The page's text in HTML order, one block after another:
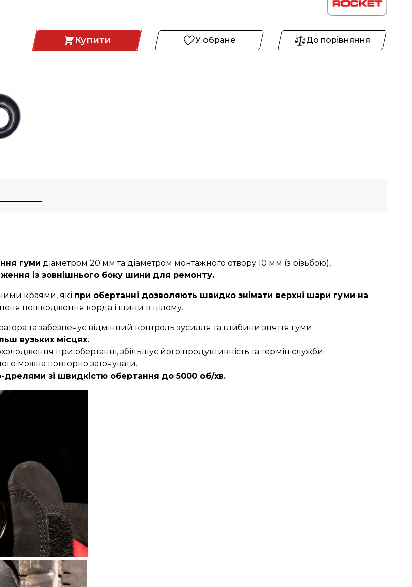
Купити У обране До порівняння
гуми діаметром 20 мм та діаметром монтажного отвору 10 мм (з різьбою),
із зовнішнього боку шини для ремонту.
краями, які при обертанні дозволяють швидко знімати верхні шари гуми на
пошкодження корда і шини в цілому.
та забезпечує відмінний контроль зусилля та глибини зняття гуми.
вузьких місцях.
при обертанні, збільшує його продуктивність та термін служби.
можна повторно заточувати.
зі швидкістю обертання до 5000 об/хв.